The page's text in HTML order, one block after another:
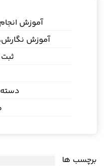
آموزش
آموزش
برچسب ها